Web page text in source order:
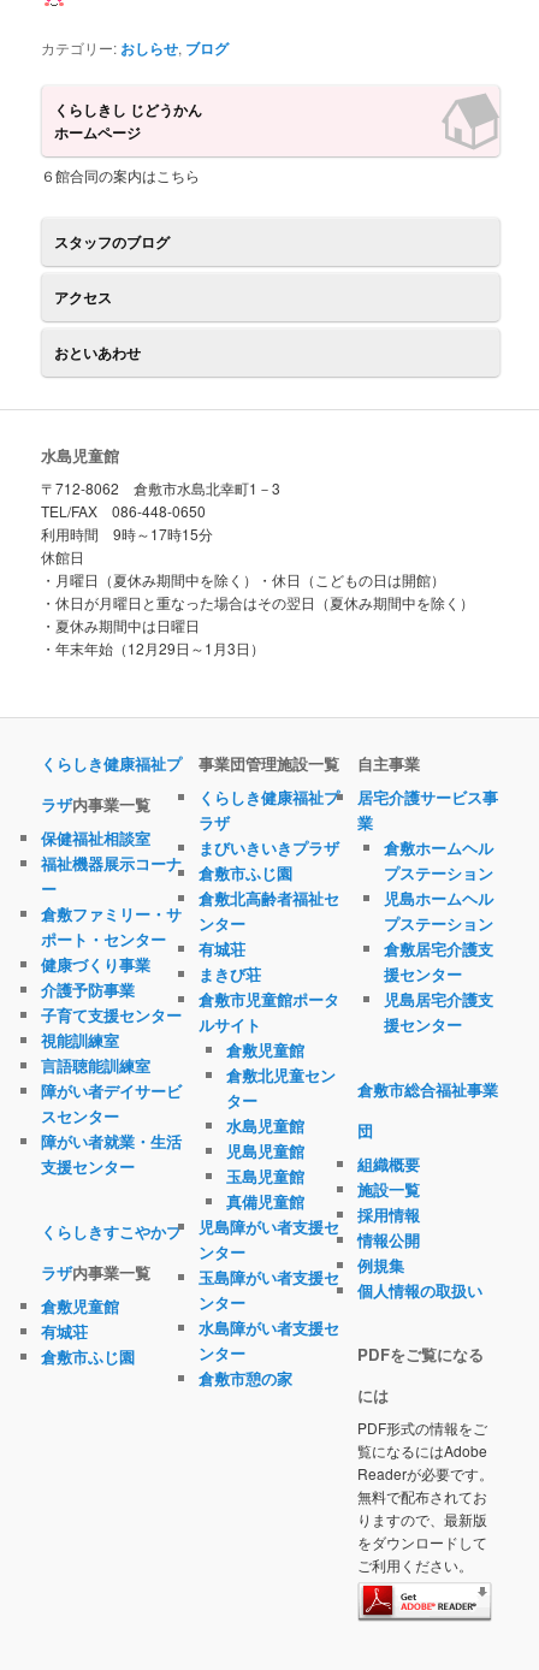
カテゴリー: おしらせ, ブログ
くらしきし じどうかん
ホームページ
６館合同の案内はこちら
スタッフのブログ
アクセス
おといあわせ
水島児童館
〒712-8062 倉敷市水島北幸町1－3
TEL/FAX 086-448-0650
利用時間 9時～17時15分
休館日
・月曜日（夏休み期間中を除く）・休日（こどもの日は開館）
・休日が月曜日と重なった場合はその翌日（夏休み期間中を除く）
・夏休み期間中は日曜日
・年末年始（12月29日～1月3日）
くらしき健康福祉プ
ラザ内事業一覧
保健福祉相談室
福祉機器展示コーナ
ー
倉敷ファミリー・サ
ポート・センター
健康づくり事業
介護予防事業
子育て支援センター
視能訓練室
言語聴能訓練室
障がい者デイサービ
スセンター
障がい者就業・生活
支援センター
くらしきすこやかプ
ラザ内事業一覧
倉敷児童館
有城荘
倉敷市ふじ園
事業団管理施設一覧
くらしき健康福祉プ
ラザ
まびいきいきプラザ
倉敷市ふじ園
倉敷北高齢者福祉セ
ンター
有城荘
まきび荘
倉敷市児童館ポータ
ルサイト
倉敷児童館
倉敷北児童セン
ター
水島児童館
児島児童館
玉島児童館
真備児童館
児島障がい者支援セ
ンター
玉島障がい者支援セ
ンター
水島障がい者支援セ
ンター
倉敷市憩の家
自主事業
居宅介護サービス事
業
倉敷ホームヘル
プステーション
児島ホームヘル
プステーション
倉敷居宅介護支
援センター
児島居宅介護支
援センター
倉敷市総合福祉事業
団
組織概要
施設一覧
採用情報
情報公開
例規集
個人情報の取扱い
PDFをご覧になる
には
PDF形式の情報をご
覧になるにはAdobe
Readerが必要です。
無料で配布されてお
りますので、最新版
をダウンロードして
ご利用ください。